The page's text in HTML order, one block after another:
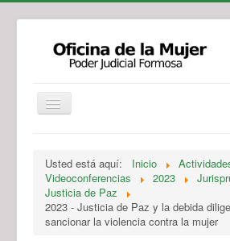
Legislación
Novedades
Recursos y Servicios de Atención
Usted está aquí: Inicio
Videoconferencias
2023
Justicia de Paz
2023 - Justicia de Paz y la debida
sancionar la violencia contra la mujer